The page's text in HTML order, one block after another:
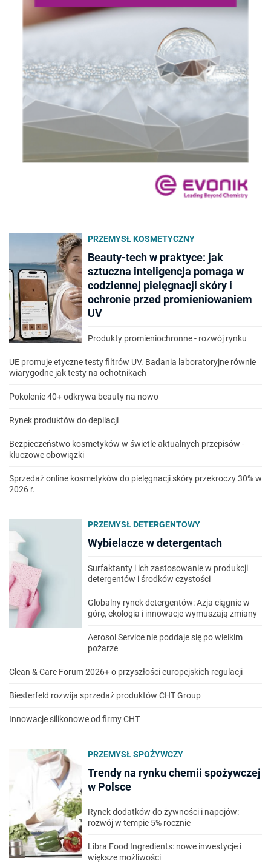
PRZEMYSŁ KOSMETYCZNY
Beauty-tech w praktyce: jak
sztuczna inteligencja pomaga w
codziennej pielęgnacji skóry i
ochronie przed promieniowaniem
UV
Produkty promieniochronne - rozwój rynku
UE promuje etyczne testy filtrów UV. Badania laboratoryjne równie
wiarygodne jak testy na ochotnikach
Pokolenie 40+ odkrywa beauty na nowo
Rynek produktów do depilacji
Bezpieczeństwo kosmetyków w świetle aktualnych przepisów -
kluczowe obowiązki
Sprzedaż online kosmetyków do pielęgnacji skóry przekroczy 30% w
2026 r.
PRZEMYSŁ DETERGENTOWY
Wybielacze w detergentach
Surfaktanty i ich zastosowanie w produkcji
detergentów i środków czystości
Globalny rynek detergentów: Azja ciągnie w
górę, ekologia i innowacje wymuszają zmiany
Aerosol Service nie poddaje się po wielkim
pożarze
Clean & Care Forum 2026+ o przyszłości europejskich regulacji
Biesterfeld rozwija sprzedaż produktów CHT Group
Innowacje silikonowe od firmy CHT
PRZEMYSŁ SPOŻYWCZY
Trendy na rynku chemii spożywczej
w Polsce
Rynek dodatków do żywności i napojów:
rozwój w tempie 5% rocznie
Libra Food Ingredients: nowe inwestycje i
większe możliwości